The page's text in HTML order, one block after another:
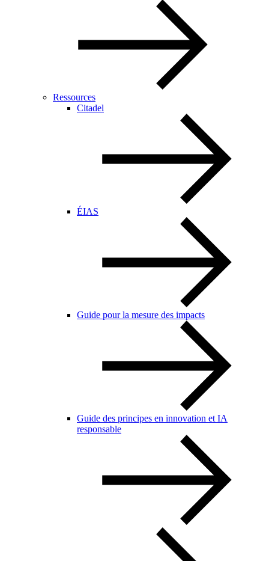
Ressources
Citadel
ÉIAS
Guide pour la mesure des impacts
Guide des principes en innovation et IA
responsable